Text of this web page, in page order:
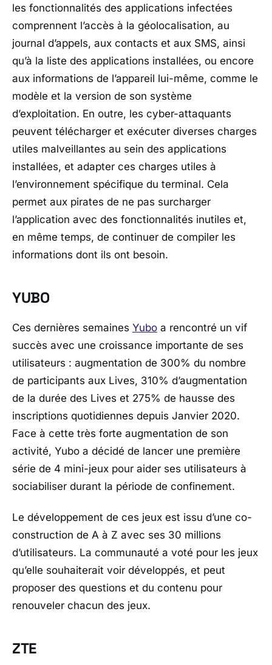
les fonctionnalités des applications infectées
comprennent l’accès à la géolocalisation, au
journal d’appels, aux contacts et aux SMS, ainsi
qu’à la liste des applications installées, ou encore
aux informations de l’appareil lui-même, comme le
modèle et la version de son système
d’exploitation. En outre, les cyber-attaquants
peuvent télécharger et exécuter diverses charges
utiles malveillantes au sein des applications
installées, et adapter ces charges utiles à
l’environnement spécifique du terminal. Cela
permet aux pirates de ne pas surcharger
l’application avec des fonctionnalités inutiles et,
en même temps, de continuer de compiler les
informations dont ils ont besoin.
YUBO
Ces dernières semaines Yubo a rencontré un vif
succès avec une croissance importante de ses
utilisateurs : augmentation de 300% du nombre
de participants aux Lives, 310% d’augmentation
de la durée des Lives et 275% de hausse des
inscriptions quotidiennes depuis Janvier 2020.
Face à cette très forte augmentation de son
activité, Yubo a décidé de lancer une première
série de 4 mini-jeux pour aider ses utilisateurs à
sociabiliser durant la période de confinement.
Le développement de ces jeux est issu d’une co-
construction de A à Z avec ses 30 millions
d’utilisateurs. La communauté a voté pour les jeux
qu’elle souhaiterait voir développés, et peut
proposer des questions et du contenu pour
renouveler chacun des jeux.
ZTE